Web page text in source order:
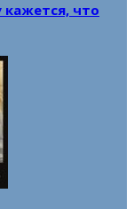
кажется, что